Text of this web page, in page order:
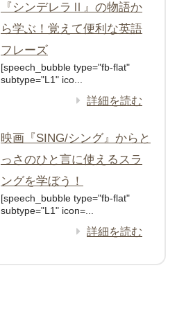
『シンデレラⅡ』の物語か
ら学ぶ！覚えて便利な英語
フレーズ
[speech_bubble type="fb-flat"
subtype="L1" ico...
詳細を読む
映画『SING/シング』からと
っさのひと言に使えるスラ
ングを学ぼう！
[speech_bubble type="fb-flat"
subtype="L1" icon=...
詳細を読む